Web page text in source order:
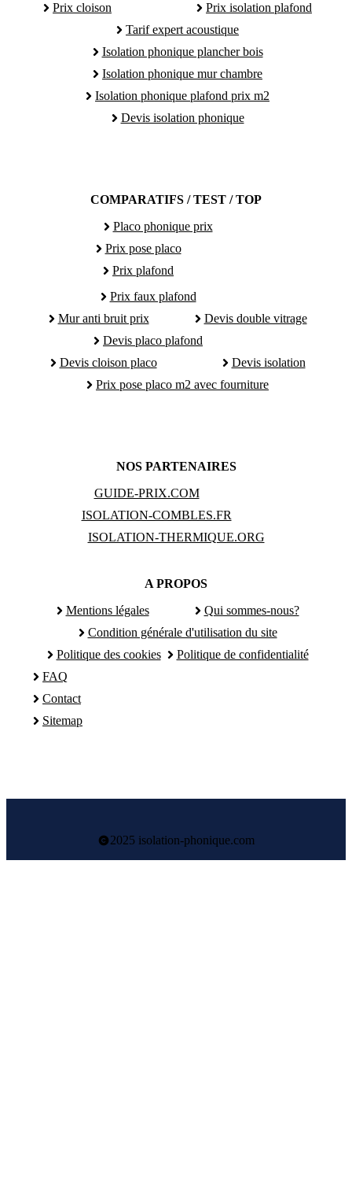
Prix cloison
Prix isolation plafond
Tarif expert acoustique
Isolation phonique plancher bois
Isolation phonique mur chambre
Isolation phonique plafond prix m2
Devis isolation phonique
COMPARATIFS / TEST / TOP
Placo phonique prix
Prix pose placo
Prix plafond
Prix faux plafond
Mur anti bruit prix
Devis double vitrage
Devis placo plafond
Devis cloison placo
Devis isolation
Prix pose placo m2 avec fourniture
NOS PARTENAIRES
GUIDE-PRIX.COM
ISOLATION-COMBLES.FR
ISOLATION-THERMIQUE.ORG
A PROPOS
Mentions légales
Qui sommes-nous?
Condition générale d'utilisation du site
Politique des cookies
Politique de confidentialité
FAQ
Contact
Sitemap
2025 isolation-phonique.com